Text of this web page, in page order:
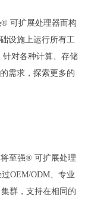
可扩展处理器而构
设施上运行所有工
对各种计算、存储
需求，探索更多的
至强® 可扩展处理
OEM/ODM、专业
群，支持在相同的